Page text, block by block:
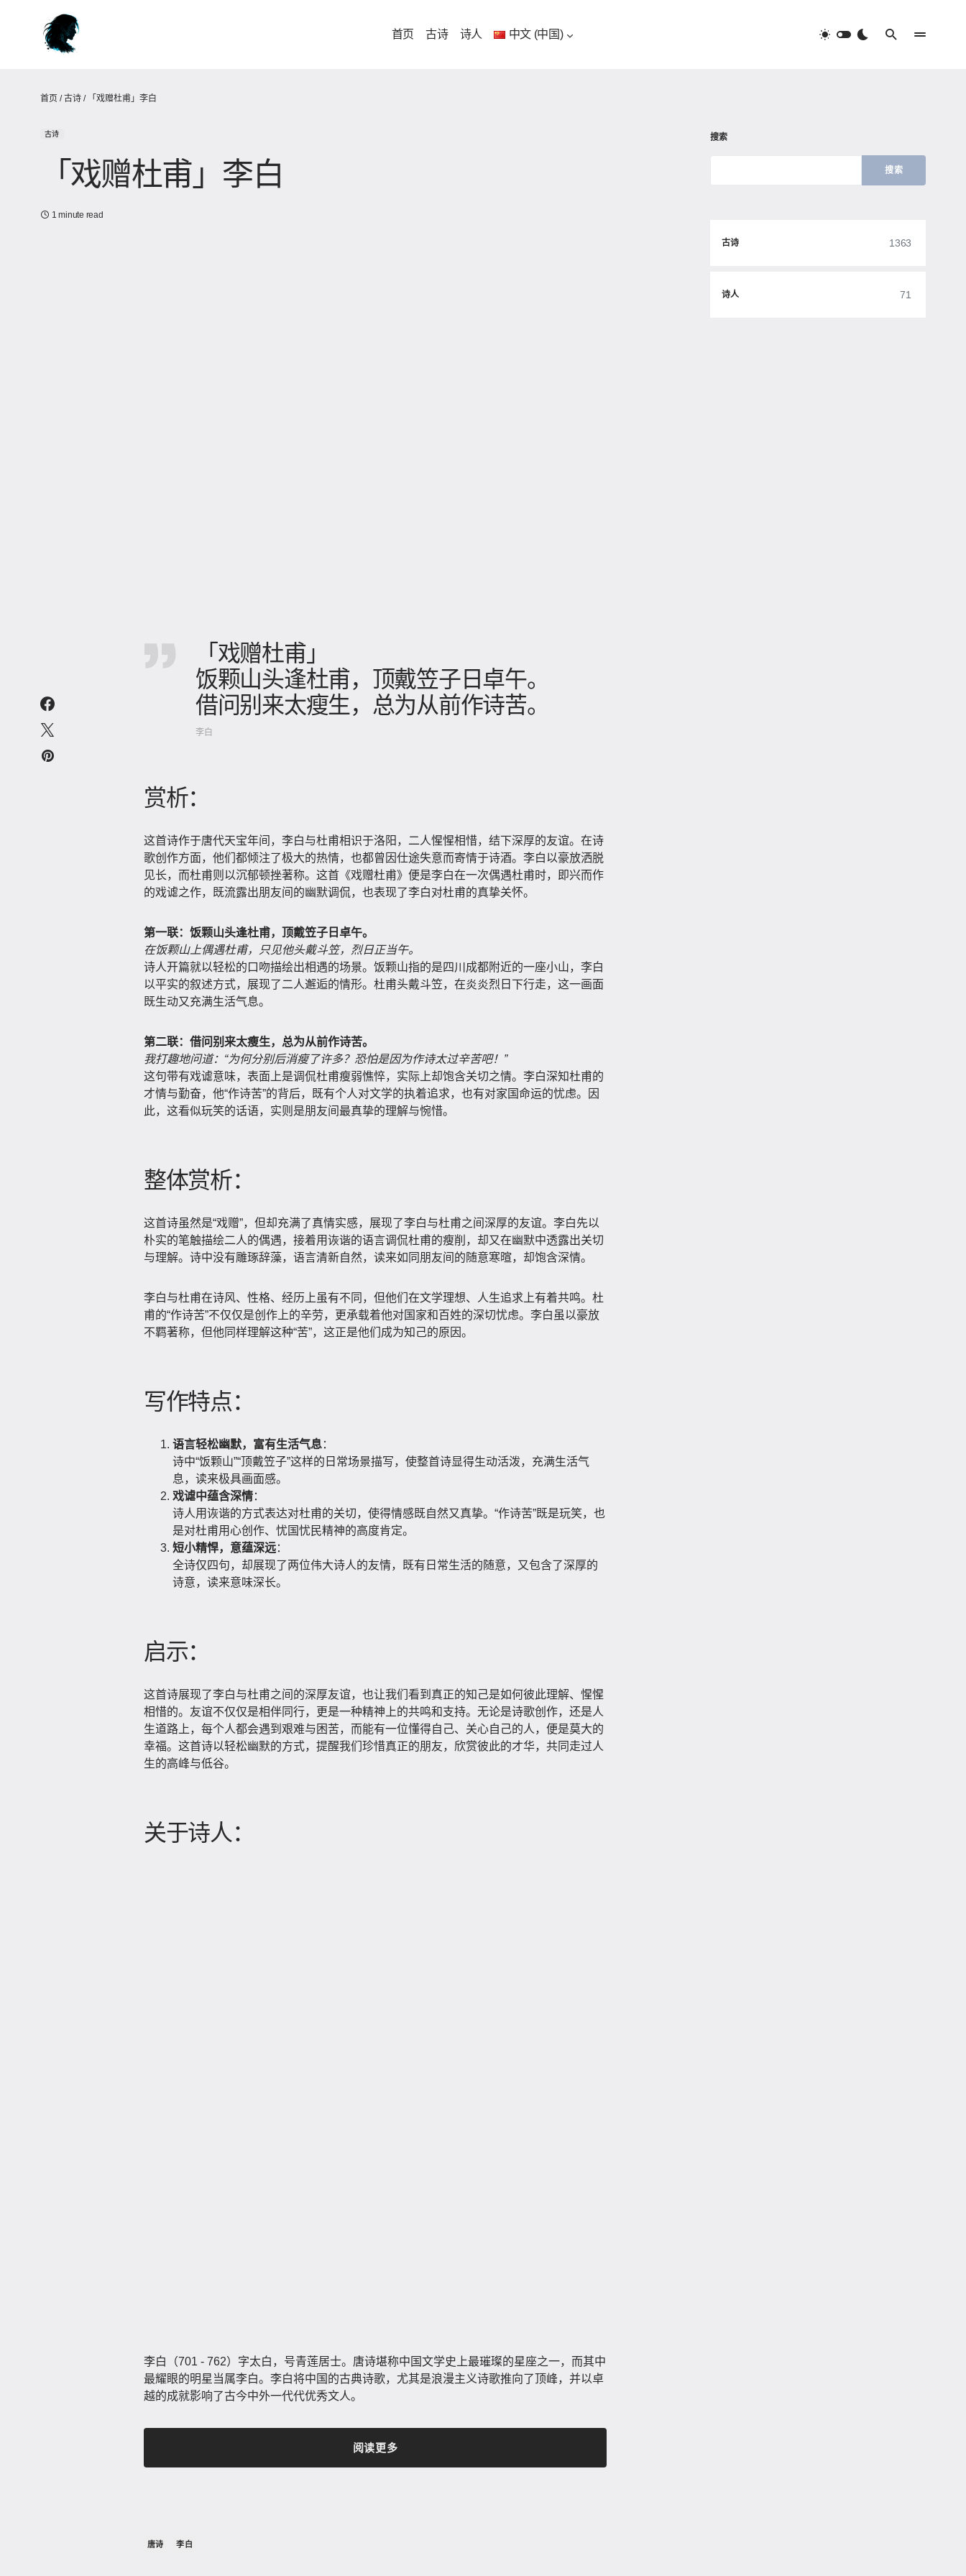
首页 古诗 诗人 中文 (中国)
首页 /古诗 / 「戏赠杜甫」李白
古诗
「戏赠杜甫」李白
1 minute read
「戏赠杜甫」
饭颗山头逢杜甫，顶戴笠子日卓午。
借问别来太瘦生，总为从前作诗苦。
李白
赏析：
这首诗作于唐代天宝年间，李白与杜甫相识于洛阳，二人惺惺相惜，结下深厚的友谊。在诗
歌创作方面，他们都倾注了极大的热情，也都曾因仕途失意而寄情于诗酒。李白以豪放洒脱
见长，而杜甫则以沉郁顿挫著称。这首《戏赠杜甫》便是李白在一次偶遇杜甫时，即兴而作
的戏谑之作，既流露出朋友间的幽默调侃，也表现了李白对杜甫的真挚关怀。
第一联：饭颗山头逢杜甫，顶戴笠子日卓午。
在饭颗山上偶遇杜甫，只见他头戴斗笠，烈日正当午。
诗人开篇就以轻松的口吻描绘出相遇的场景。饭颗山指的是四川成都附近的一座小山，李白
以平实的叙述方式，展现了二人邂逅的情形。杜甫头戴斗笠，在炎炎烈日下行走，这一画面
既生动又充满生活气息。
第二联：借问别来太瘦生，总为从前作诗苦。
我打趣地问道：“为何分别后消瘦了许多？恐怕是因为作诗太过辛苦吧！”
这句带有戏谑意味，表面上是调侃杜甫瘦弱憔悴，实际上却饱含关切之情。李白深知杜甫的
才情与勤奋，他“作诗苦”的背后，既有个人对文学的执着追求，也有对家国命运的忧虑。因
此，这看似玩笑的话语，实则是朋友间最真挚的理解与惋惜。
整体赏析：
这首诗虽然是“戏赠”，但却充满了真情实感，展现了李白与杜甫之间深厚的友谊。李白先以
朴实的笔触描绘二人的偶遇，接着用诙谐的语言调侃杜甫的瘦削，却又在幽默中透露出关切
与理解。诗中没有雕琢辞藻，语言清新自然，读来如同朋友间的随意寒暄，却饱含深情。
李白与杜甫在诗风、性格、经历上虽有不同，但他们在文学理想、人生追求上有着共鸣。杜
甫的“作诗苦”不仅仅是创作上的辛劳，更承载着他对国家和百姓的深切忧虑。李白虽以豪放
不羁著称，但他同样理解这种“苦”，这正是他们成为知己的原因。
写作特点：
语言轻松幽默，富有生活气息：
诗中“饭颗山”“顶戴笠子”这样的日常场景描写，使整首诗显得生动活泼，充满生活气
息，读来极具画面感。
戏谑中蕴含深情：
诗人用诙谐的方式表达对杜甫的关切，使得情感既自然又真挚。“作诗苦”既是玩笑，也
是对杜甫用心创作、忧国忧民精神的高度肯定。
短小精悍，意蕴深远：
全诗仅四句，却展现了两位伟大诗人的友情，既有日常生活的随意，又包含了深厚的
诗意，读来意味深长。
启示：
这首诗展现了李白与杜甫之间的深厚友谊，也让我们看到真正的知己是如何彼此理解、惺惺
相惜的。友谊不仅仅是相伴同行，更是一种精神上的共鸣和支持。无论是诗歌创作，还是人
生道路上，每个人都会遇到艰难与困苦，而能有一位懂得自己、关心自己的人，便是莫大的
幸福。这首诗以轻松幽默的方式，提醒我们珍惜真正的朋友，欣赏彼此的才华，共同走过人
生的高峰与低谷。
关于诗人：
李白（701 - 762）字太白，号青莲居士。唐诗堪称中国文学史上最璀璨的星座之一，而其中
最耀眼的明星当属李白。李白将中国的古典诗歌，尤其是浪漫主义诗歌推向了顶峰，并以卓
越的成就影响了古今中外一代代优秀文人。
阅读更多
唐诗 李白
搜索
搜索
古诗 1363
诗人 71